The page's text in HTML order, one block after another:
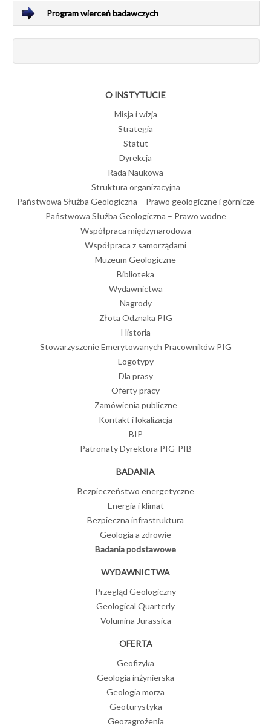
Program wierceń badawczych
O INSTYTUCIE
Misja i wizja
Strategia
Statut
Dyrekcja
Rada Naukowa
Struktura organizacyjna
Państwowa Służba Geologiczna – Prawo geologiczne i górnicze
Państwowa Służba Geologiczna – Prawo wodne
Współpraca międzynarodowa
Współpraca z samorządami
Muzeum Geologiczne
Biblioteka
Wydawnictwa
Nagrody
Złota Odznaka PIG
Historia
Stowarzyszenie Emerytowanych Pracowników PIG
Logotypy
Dla prasy
Oferty pracy
Zamówienia publiczne
Kontakt i lokalizacja
BIP
Patronaty Dyrektora PIG-PIB
BADANIA
Bezpieczeństwo energetyczne
Energia i klimat
Bezpieczna infrastruktura
Geologia a zdrowie
Badania podstawowe
WYDAWNICTWA
Przegląd Geologiczny
Geological Quarterly
Volumina Jurassica
OFERTA
Geofizyka
Geologia inżynierska
Geologia morza
Geoturystyka
Geozagrożenia